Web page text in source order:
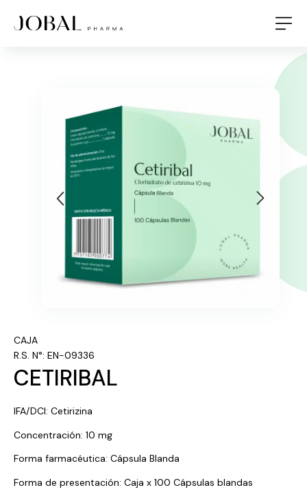
CAJA
R.S. N°: EN-09336
CETIRIBAL
IFA/DCI: Cetirizina
Concentración: 10 mg
Forma farmacéutica: Cápsula Blanda
Forma de presentación: Caja x 100 Cápsulas blandas